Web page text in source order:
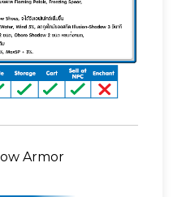
Armor